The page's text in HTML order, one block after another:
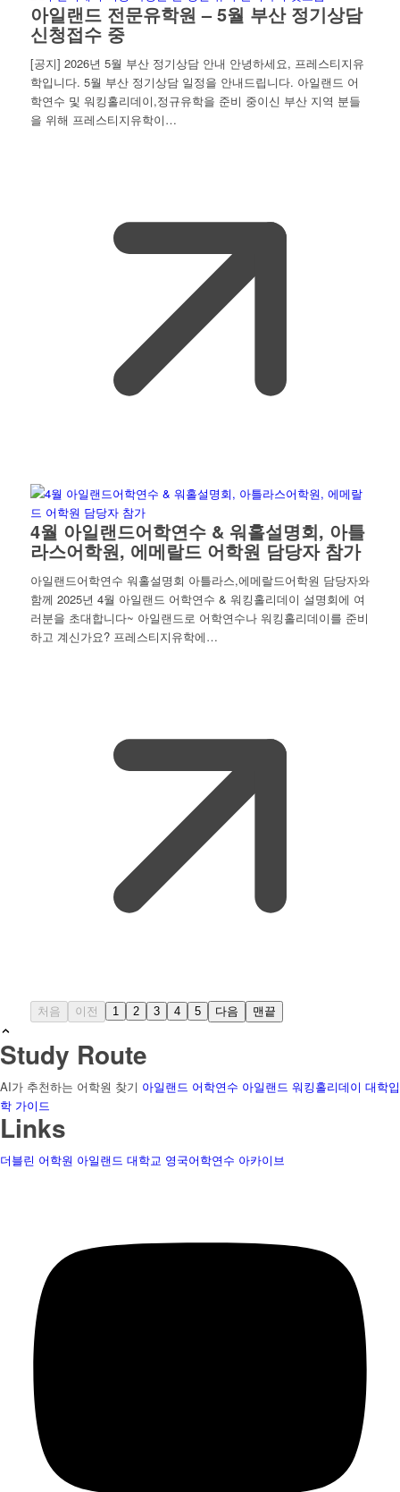
아일랜드 전문유학원 – 5월 부산 정기상담
신청접수 중
[공지] 2026년 5월 부산 정기상담 안내 안녕하세요, 프레스티지유
학입니다. 5월 부산 정기상담 일정을 안내드립니다. 아일랜드 어
학연수 및 워킹홀리데이,정규유학을 준비 중이신 부산 지역 분들
을 위해 프레스티지유학이…
4월 아일랜드어학연수 & 워홀설명회, 아틀
라스어학원, 에메랄드 어학원 담당자 참가
아일랜드어학연수 워홀설명회 아틀라스,에메랄드어학원 담당자와
함께 2025년 4월 아일랜드 어학연수 & 워킹홀리데이 설명회에 여
러분을 초대합니다~ 아일랜드로 어학연수나 워킹홀리데이를 준비
하고 계신가요? 프레스티지유학에…
처음 이전 1 2 3 4 5 다음 맨끝
Study Route
AI가 추천하는 어학원 찾기 아일랜드 어학연수 아일랜드 워킹홀리데이 대학입
학 가이드
Links
더블린 어학원 아일랜드 대학교 영국어학연수 아카이브